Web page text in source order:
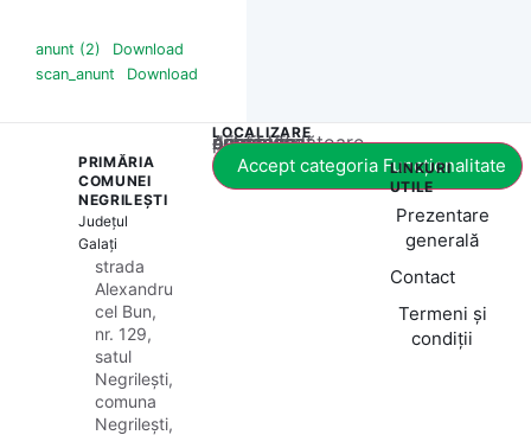
anunt (2)
Download
scan_anunt
Download
PRIMĂRIA
COMUNEI
NEGRILEȘTI
Județul
Galați
strada
Alexandru
cel Bun,
nr. 129,
satul
Negrilești,
comuna
Negrilești,
LOCALIZARE
Acest conținut este blocat până când acceptați categoria corespunzătoare de cookie-uri.
Accept categoria Funcționalitate
LINKURI
UTILE
Prezentare
generală
Contact
Termeni și
condiții